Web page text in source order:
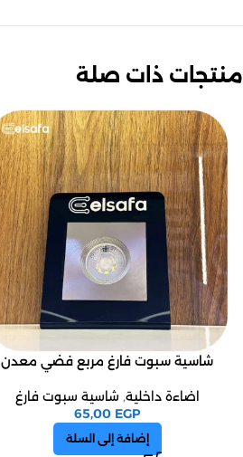
منتجات ذات صلة
شاسية سبوت فارغ مربع فضي معدن
اضاءة داخلية, شاسية سبوت فارغ
65,00 EGP
إضافة إلى السلة